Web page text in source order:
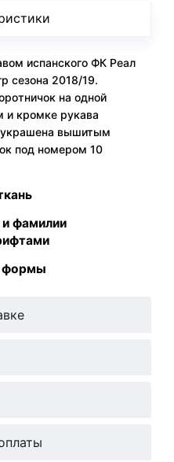
испанского ФК Реал
сезона 2018/19.
на одной
и кромке рукава
вышитым
под номером 10
фамилии
формы